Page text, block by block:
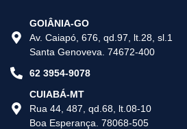
GOIÂNIA-GO
Av. Caiapó, 676, qd.97, lt.28, sl.1
Santa Genoveva. 74672-400
62 3954-9078
CUIABÁ-MT
Rua 44, 487, qd.68, lt.08-10
Boa Esperança. 78068-505